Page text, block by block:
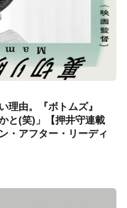
理由。『ボトムズ』
と(笑)」【押井守連載
・アフター・リーディ